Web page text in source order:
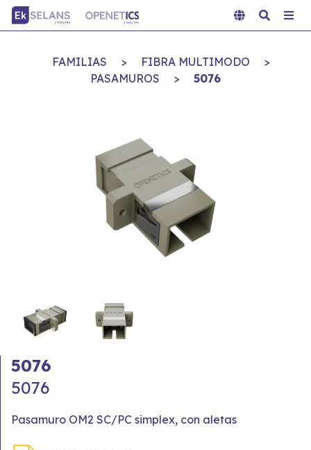
FAMILIAS > FIBRA MULTIMODO
>
PASAMUROS
> 5076
5076
5076
Pasamuro OM2 SC/PC simplex, con aletas